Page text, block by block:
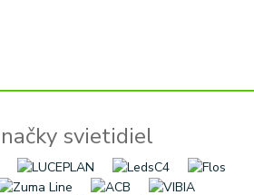
svietidiel